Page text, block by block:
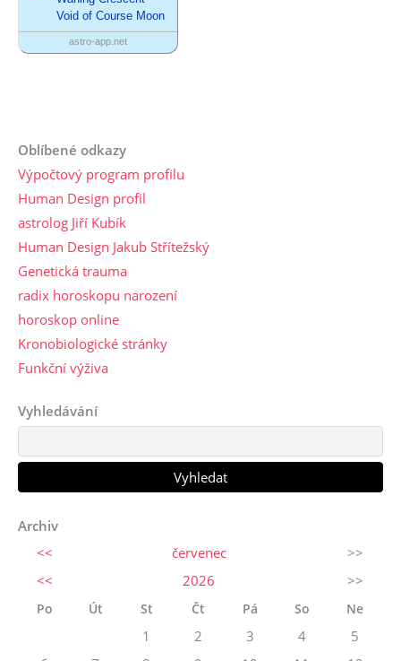
Oblíbené odkazy
Výpočtový program profilu
Human Design profil
astrolog Jiří Kubík
Human Design Jakub Střítežský
Genetická trauma
radix horoskopu narození
horoskop online
Kronobiologické stránky
Funkční výživa
Vyhledávání
Archiv
<<
červenec
>>
<<
2026 >>
Po Út St Čt Pá So Ne
1 2 3 4
5